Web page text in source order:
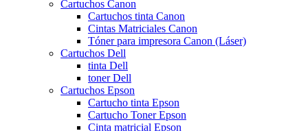
Cartuchos Canon
Cartuchos tinta Canon
Cintas Matriciales Canon
Tóner para impresora Canon (Láser)
Cartuchos Dell
tinta Dell
toner Dell
Cartuchos Epson
Cartucho tinta Epson
Cartucho Toner Epson
Cinta matricial Epson